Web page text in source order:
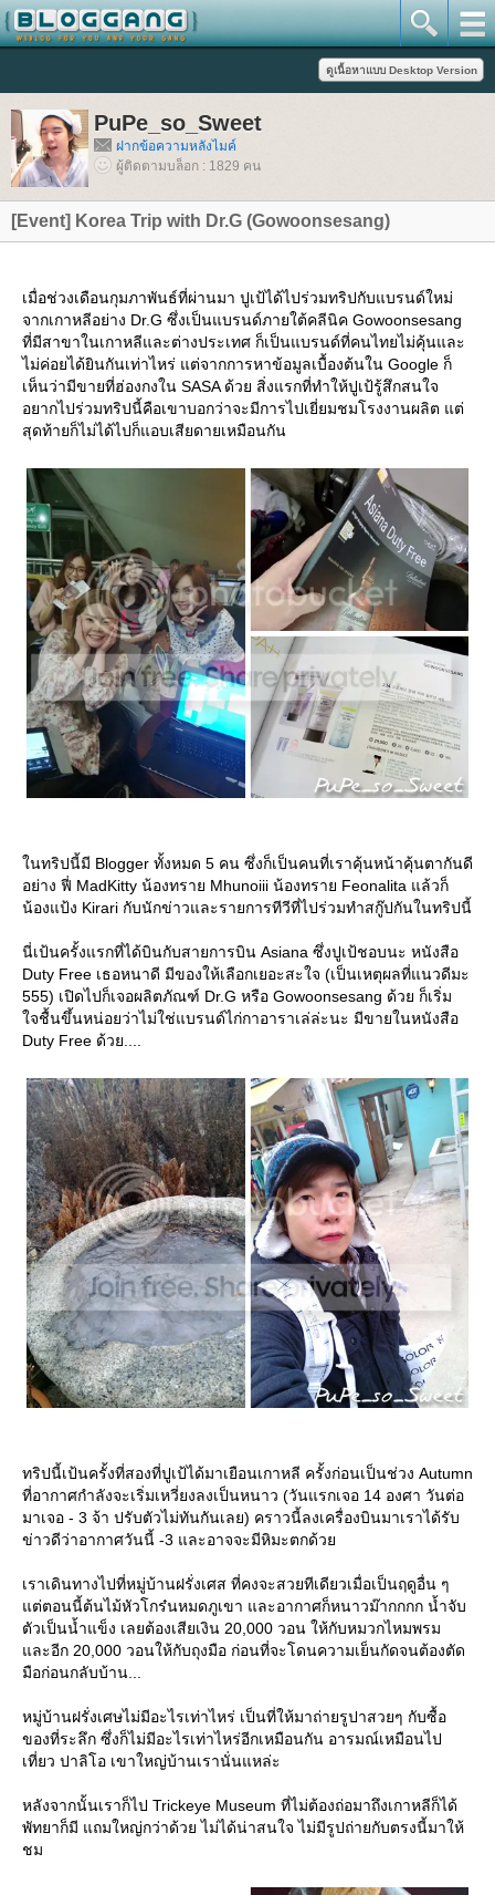
PuPe_so_Sweet
ฝากข้อความหลังไมค์
ผู้ติดตามบล็อก : 1829 คน
[Event] Korea Trip with Dr.G (Gowoonsesang)
เมื่อช่วงเดือนกุมภาพันธ์ที่ผ่านมา ปูเป้ได้ไปร่วมทริปกับแบรนด์ใหม่
จากเกาหลีอย่าง Dr.G ซึ่งเป็นแบรนด์ภายใต้คลีนิค Gowoonsesang
ที่มีสาขาในเกาหลีและต่างประเทศ ก็เป็นแบรนด์ที่คนไทยไม่คุ้นและ
ไม่ค่อยได้ยินกันเท่าไหร่ แต่จากการหาข้อมูลเบื้องต้นใน Google ก็
เห็นว่ามีขายที่ฮ่องกงใน SASA ด้วย สิ่งแรกที่ทำให้ปูเป้รู้สึกสนใจ
อยากไปร่วมทริปนี้คือเขาบอกว่าจะมีการไปเยี่ยมชมโรงงานผลิต แต่
สุดท้ายก็ไม่ได้ไปก็แอบเสียดายเหมือนกัน
นทริปนี้มี Blogger ทั้งหมด 5 คน ซึ่งก็เป็นคนที่เราคุ้นหน้าคุ้นตากันดี
อย่าง ฟี่ MadKitty น้องทราย Mhunoiii น้องทราย Feonalita แล้วก็
น้องแป้ง Kirari กับนักข่าวและรายการทีวีที่ไปร่วมทำสกู๊ปกันในทริปนี้
นี่เป้นครั้งแรกที่ได้บินกับสายการบิน Asiana ซึ่งปูเป้ชอบนะ หนังสือ
Duty Free เธอหนาดี มีของให้เลือกเยอะสะใจ (เป็นเหตุผลที่แนวดีมะ
555) เปิดไปก็เจอผลิตภัณฑ์ Dr.G หรือ Gowoonsesang ด้วย ก็เริ่ม
จชื้นขึ้นหน่อยว่าไม่ใช่แบรนด์ไก่กาอาราเล่ล่ะนะ มีขายในหนังสือ
Duty Free ด้วย....
ทริปนี้เป้นครั้งที่สองที่ปูเป้ได้มาเยือนเกาหลี ครั้งก่อนเป็นช่วง Autumn
ที่อากาศกำลังจะเริ่มเหวี่ยงลงเป็นหนาว (วันแรกเจอ 14 องศา วันต่อ
มาเจอ - 3 จ้า ปรับตัวไม่ทันกันเลย) คราวนี้ลงเครื่องบินมาเราได้รับ
ข่าวดีว่าอากาศวันนี้ -3 และอาจจะมีหิมะตกด้ว
เราเดินทางไปที่หมู่บ้านฝรั่งเศส ที่คงจะสวยทีเดียวเมื่อเป็นฤดูอื่น ๆ
ต่ตอนนี้ต้นไม้หัวโกร๋นหมดภูเขา และอากาศก็หนาวม๊ากกกก น้ำจับ
ตัวเป็นน้ำแข็ง เลยต้องเสียเงิน 20,000 วอน ให้กับหมวกไหมพรม
ละอีก 20,000 วอนให้กับถุงมือ ก่อนที่จะโดนความเย็นกัดจนต้องตัด
มือก่อนกลับบ้าน...
หมู่บ้านฝรั่งเศษไม่มีอะไรเท่าไหร่ เป็นที่ให้มาถ่ายรูปาสวยๆ กับซื้อ
ของที่ระลึก ซึ่งก็ไม่มีอะไรเท่าไหร่อีกเหมือนกัน อารมณ์เหมือนไป
เที่ยว ปาลิโอ เขาใหญ่บ้านเรานั่นแหล่ะ
หลังจากนั้นเราก็ไป Trickeye Museum ที่ไม่ต้องถ่อมาถึงเกาหลีก็ได้
พัทยาก็มี แถมใหญ่กว่าด้วย ไม่ได้น่าสนใจ ไม่มีรูปถ่ายกับตรงนี้มาให้
ชม